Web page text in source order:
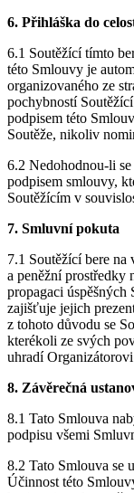
6. Přihláška do
6.1 Soutěžící tímto
této Smlouvy je
organizovaného ze
pochybností
podpisem této
Soutěže, nikoliv
6.2 Nedohodnou-li
podpisem smlouvy,
Soutěžícím v
7. Smluvní pokuta
7.1 Soutěžící bere
a peněžní prostředky
propagaci úspěšných
zajišťuje jejich
z tohoto důvodu se
kterékoli ze svých
uhradí
8. Závěrečná
8.1 Tato Smlouva
podpisu všemi
8.2 Tato Smlouva se
Účinnost této